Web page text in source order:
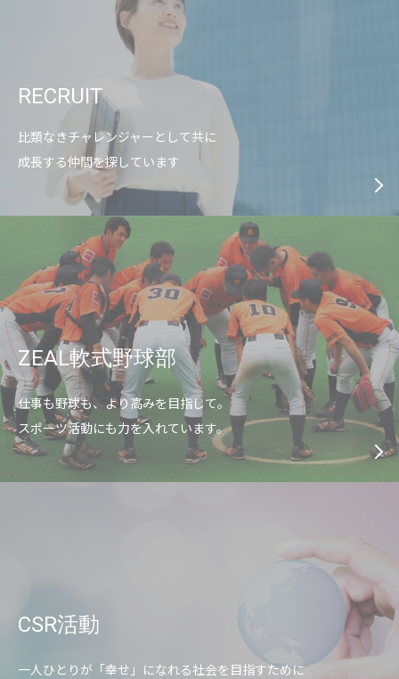
RECRUIT
比類なきチャレンジャーとして共に
成長する仲間を探しています
ZEAL軟式野球部
仕事も野球も、より高みを目指して。
スポーツ活動にも力を入れています。
CSR活動
一人ひとりが「幸せ」になれる社会を目指すために